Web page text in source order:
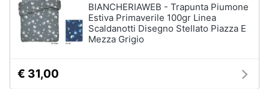
BIANCHERIAWEB - Trapunta Piumone
Estiva Primaverile 100gr Linea
Scaldanotti Disegno Stellato Piazza E
Mezza Grigio
€ 31,00